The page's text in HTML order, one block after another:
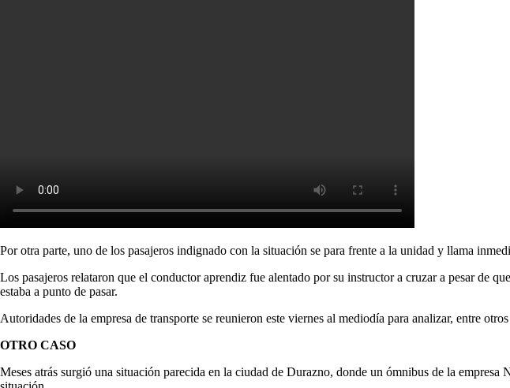
Por otra parte, uno de los pasajeros indignado con la situación se para frente a la unidad y llama
Los pasajeros relataron que el conductor aprendiz fue alentado por su instructor a cruzar a pesar de
estaba a punto de pasar.
Autoridades de la empresa de transporte se reunieron este viernes al mediodía para analizar, entre
OTRO CASO
Meses atrás surgió una situación parecida en la ciudad de Durazno, donde un ómnibus de la